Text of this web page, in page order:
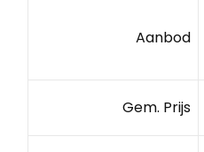
Aanbod
Gem. Prijs